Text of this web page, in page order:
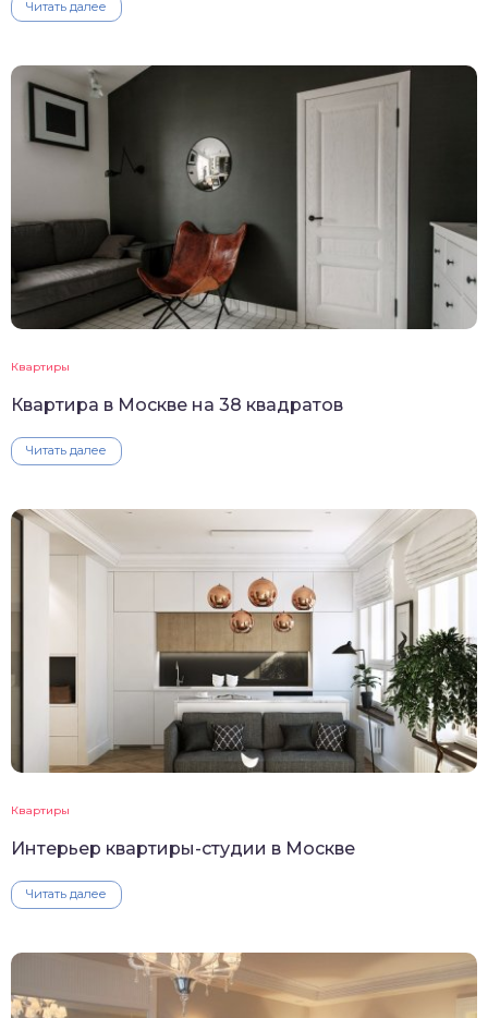
Читать далее
Квартиры
Квартира в Москве на 38 квадратов
Читать далее
Квартиры
Интерьер квартиры-студии в Москве
Читать далее